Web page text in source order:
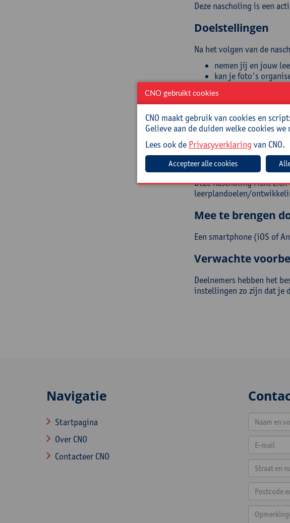
Deze nascholing is een
Doelstellingen
Na het volgen van de
nemen jij en jouw
kan je foto's
ga je door gebruik
experimenteer je
gebruik je
toon je je eigen
ontwikkel je een
mediawereld.
Doelgroep
Deze nascholing richt
leerplandoelen/
Mee te brengen
Een smartphone (iOS of
Verwachte
Deelnemers hebben het
instellingen zo zijn dat je
Navigatie
Startpagina
Over CNO
Contacteer CNO
CNO gebruikt cookies
CNO maakt gebruik van cookies en
Gelieve aan de duiden welke cookies
Lees ook de Privacyverklaring van CNO.